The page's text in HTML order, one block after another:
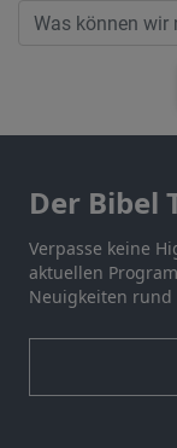
Der Bibel
Verpasse keine
aktuellen
Neuigkeiten rund